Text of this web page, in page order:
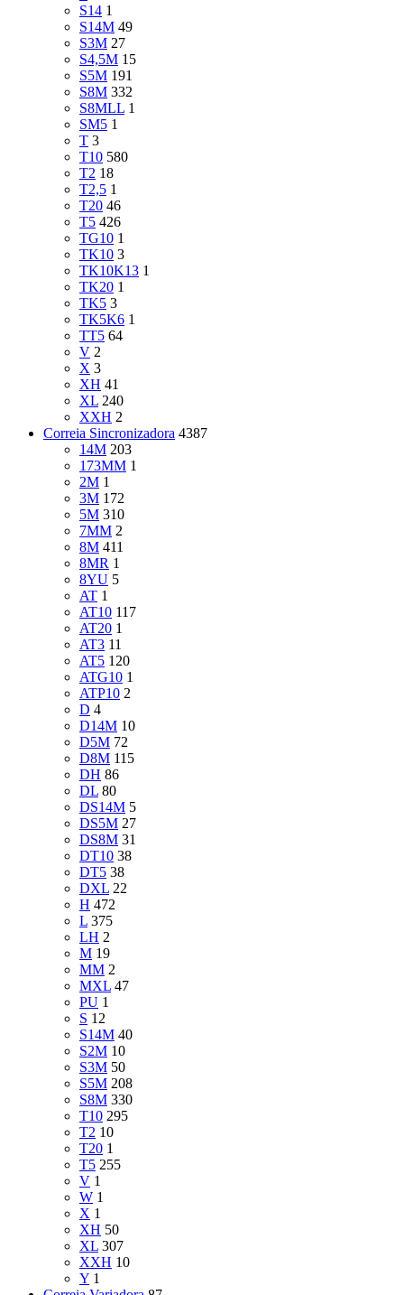
S14 1
S14M 49
S3M 27
S4,5M 15
S5M 191
S8M 332
S8MLL 1
SM5 1
T 3
T10 580
T2 18
T2,5 1
T20 46
T5 426
TG10 1
TK10 3
TK10K13 1
TK20 1
TK5 3
TK5K6 1
TT5 64
V 2
X 3
XH 41
XL 240
XXH 2
Correia Sincronizadora 4387
14M 203
173MM 1
2M 1
3M 172
5M 310
7MM 2
8M 411
8MR 1
8YU 5
AT 1
AT10 117
AT20 1
AT3 11
AT5 120
ATG10 1
ATP10 2
D 4
D14M 10
D5M 72
D8M 115
DH 86
DL 80
DS14M 5
DS5M 27
DS8M 31
DT10 38
DT5 38
DXL 22
H 472
L 375
LH 2
M 19
MM 2
MXL 47
PU 1
S 12
S14M 40
S2M 10
S3M 50
S5M 208
S8M 330
T10 295
T2 10
T20 1
T5 255
V 1
W 1
X 1
XH 50
XL 307
XXH 10
Y 1